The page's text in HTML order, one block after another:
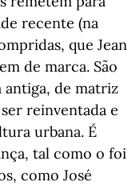
recente (na
que Jean
de marca. São
antiga, de matriz
reinventada e
urbana. É
tal como o foi
como José